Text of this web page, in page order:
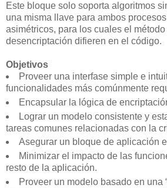
Este bloque solo soporta algoritmos
una misma llave para ambos
asimétricos, para los cuales el
desencriptación difieren en el código.
Objetivos
Proveer una interfase simple e
funcionalidades más comúnmente
Encapsular la lógica de
Lograr un modelo consistente y
tareas comunes relacionadas con la
Asegurar un bloque de aplicación
Minimizar el impacto de las
resto de la aplicación.
Proveer un modelo basado en una